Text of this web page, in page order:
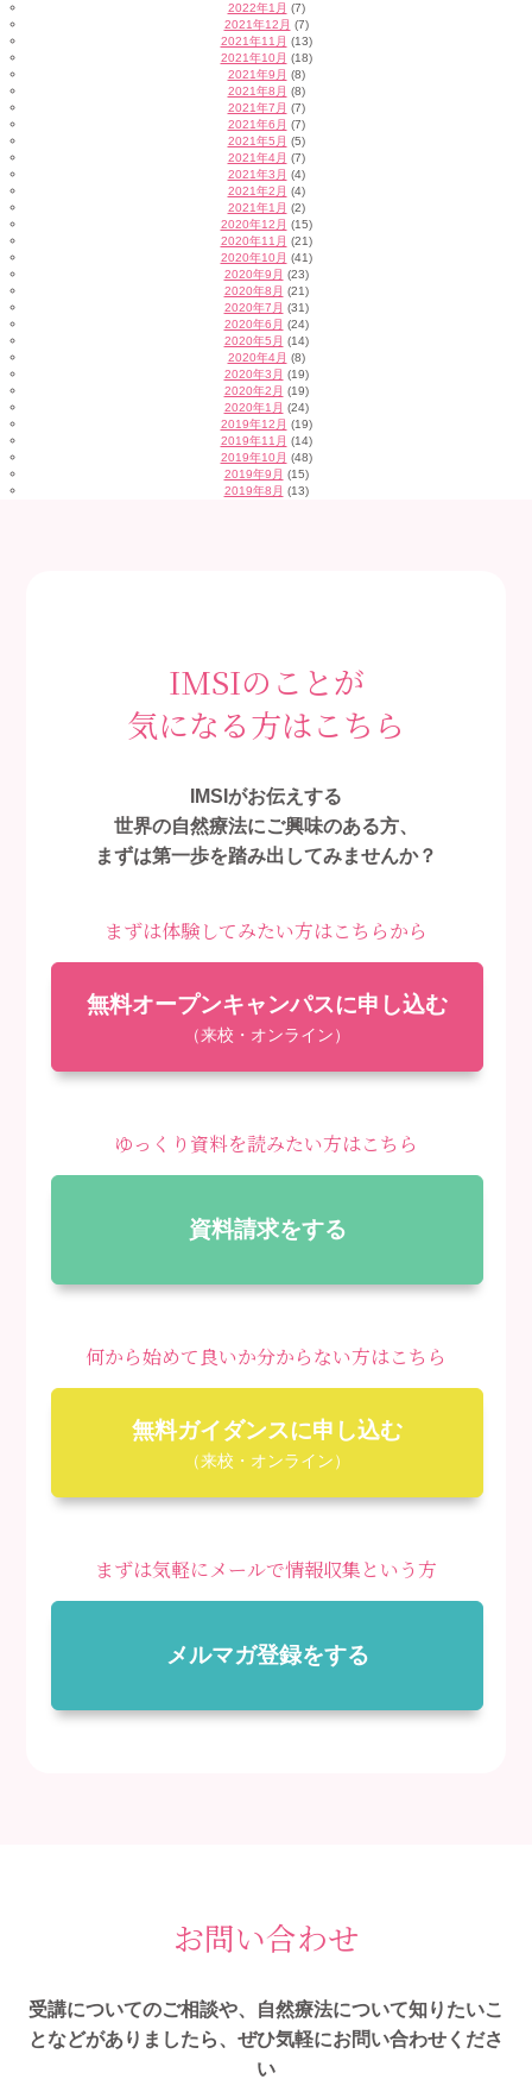
2022年1月 (7)
2021年12月 (7)
2021年11月 (13)
2021年10月 (18)
2021年9月 (8)
2021年8月 (8)
2021年7月 (7)
2021年6月 (7)
2021年5月 (5)
2021年4月 (7)
2021年3月 (4)
2021年2月 (4)
2021年1月 (2)
2020年12月 (15)
2020年11月 (21)
2020年10月 (41)
2020年9月 (23)
2020年8月 (21)
2020年7月 (31)
2020年6月 (24)
2020年5月 (14)
2020年4月 (8)
2020年3月 (19)
2020年2月 (19)
2020年1月 (24)
2019年12月 (19)
2019年11月 (14)
2019年10月 (48)
2019年9月 (15)
2019年8月 (13)
IMSIのことが
気になる方はこちら
IMSIがお伝えする
世界の自然療法にご興味のある方、
まずは第一歩を踏み出してみませんか？
まずは体験してみたい方はこちらから
無料オープンキャンパスに申し込む
（来校・オンライン）
ゆっくり資料を読みたい方はこちら
資料請求をする
何から始めて良いか分からない方はこちら
無料ガイダンスに申し込む
（来校・オンライン）
まずは気軽にメールで情報収集という方
メルマガ登録をする
お問い合わせ
受講についてのご相談や、自然療法について知りたいこ
となどがありましたら、ぜひ気軽にお問い合わせくださ
い